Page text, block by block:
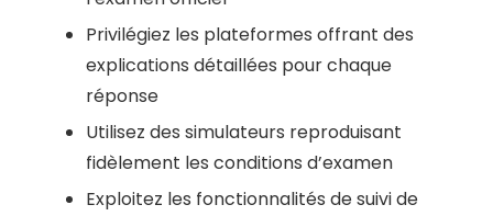
Privilégiez les plateformes offrant des
explications détaillées pour chaque
réponse
Utilisez des simulateurs reproduisant
fidèlement les conditions d’examen
Exploitez les fonctionnalités de suivi de